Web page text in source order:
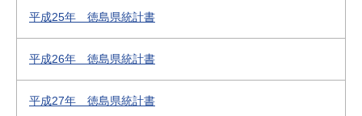
平成25年 徳島県統計書
平成26年 徳島県統計書
平成27年 徳島県統計書